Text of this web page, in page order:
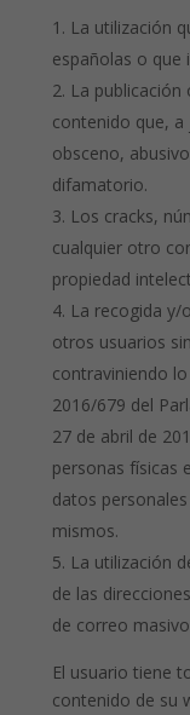
La utilización
españolas o que
La
contenido que,
obsceno,
difamatorio.
Los cracks,
cualquier otro
propiedad
La recogida y/
otros usuarios
contraviniendo
2016/679 del
27 de abril de
personas físicas
datos
mismos.
La utilización
de las
de correo
El usuario tiene
contenido de su